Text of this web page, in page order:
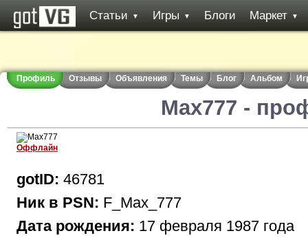
Статьи ▼ Игры ▼ Блоги Маркет ▼
Профиль Отзывы Объявления Темы Блог Альбом
Max777 -
Оффлайн
gotID: 46781
Ник в PSN: F_Max_777
Дата рождения: 17 февраля 1987 года